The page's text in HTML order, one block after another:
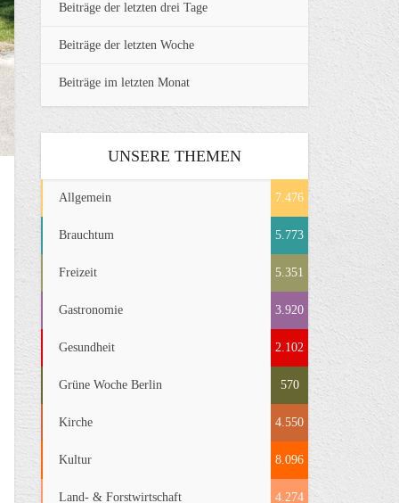
Beiträge der letzten drei Tage
Beiträge der letzten Woche
Beiträge im letzten Monat
UNSERE THEMEN
Allgemein 7.476
Brauchtum 5.773
Freizeit 5.351
Gastronomie 3.920
Gesundheit 2.102
Grüne Woche Berlin 570
Kirche 4.550
Kultur 8.096
Land- & Forstwirtschaft 4.274